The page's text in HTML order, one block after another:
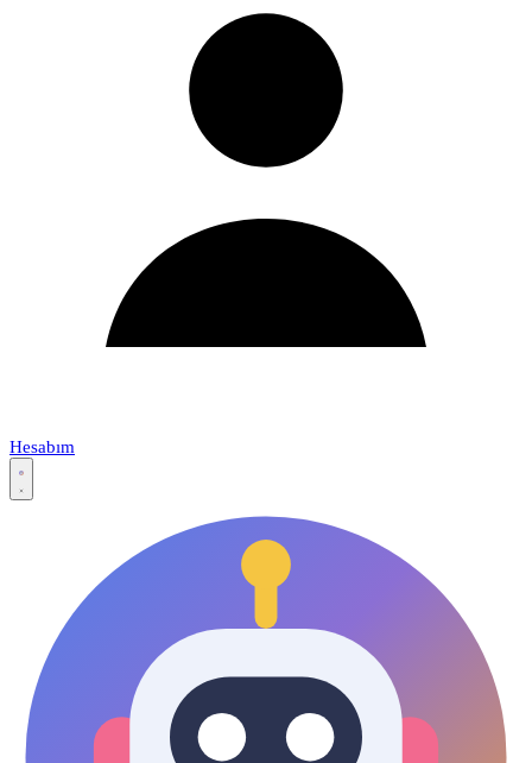
Hesabım